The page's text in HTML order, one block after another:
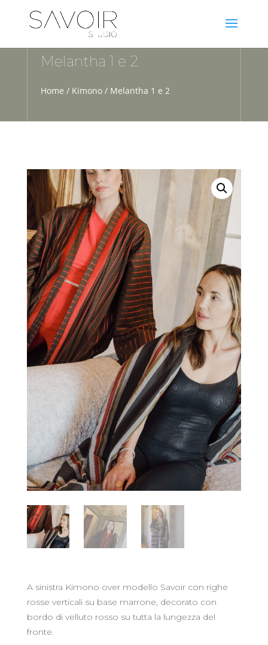
Melantha 1 e 2
Home / Kimono / Melantha 1 e 2
A sinistra Kimono over modello Savoir con righe
rosse verticali su base marrone, decorato con
bordo di velluto rosso su tutta la lungezza del
fronte.